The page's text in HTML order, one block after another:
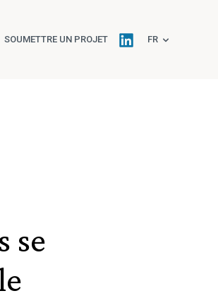
SOUMETTRE UN PROJET FR
se